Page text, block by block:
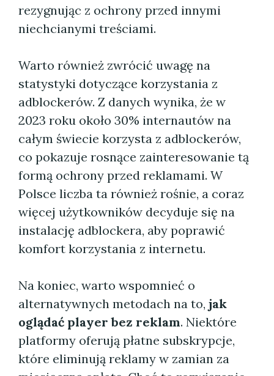
rezygnując z ochrony przed innymi
niechcianymi treściami.
Warto również zwrócić uwagę na
statystyki dotyczące korzystania z
adblockerów. Z danych wynika, że w
2023 roku około 30% internautów na
całym świecie korzysta z adblockerów,
co pokazuje rosnące zainteresowanie tą
formą ochrony przed reklamami. W
Polsce liczba ta również rośnie, a coraz
więcej użytkowników decyduje się na
instalację adblockera, aby poprawić
komfort korzystania z internetu.
Na koniec, warto wspomnieć o
alternatywnych metodach na to, jak
oglądać player bez reklam. Niektóre
platformy oferują płatne subskrypcje,
które eliminują reklamy w zamian za